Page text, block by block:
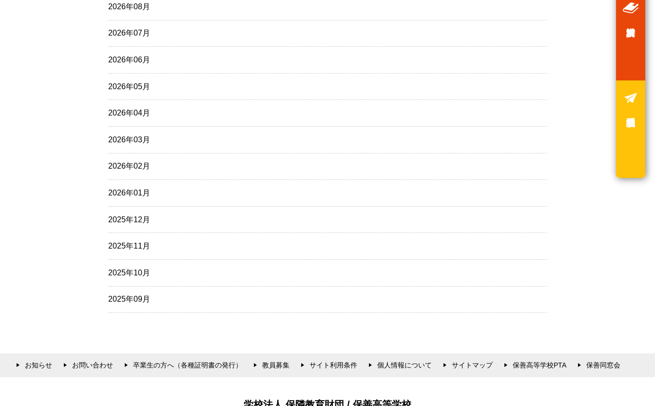
2026年08月
2026年07月
2026年06月
2026年05月
2026年04月
2026年03月
2026年02月
2026年01月
2025年12月
2025年11月
2025年10月
2025年09月
お知らせ お問い合わせ 卒業生の方へ（各種証明書の発行） 教員募集 サイト利用条件 個人情報について サイトマップ 保善高等学校PTA 保善同窓会